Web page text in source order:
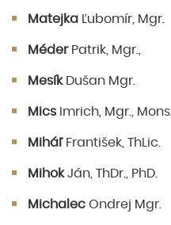
Matejka Ľubomír, Mgr.
MéderPatrik, Mgr.,
MesíkDušan Mgr.
Mics Imrich, Mgr.,
MiháľFrantišek, ThLic.
MihokJán, ThDr., PhD.
Michalec Ondrej Mgr.